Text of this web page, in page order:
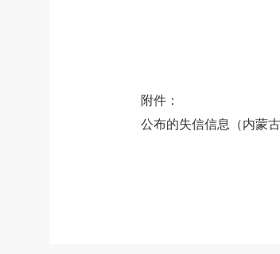
附件：
公布的失信信息（内蒙